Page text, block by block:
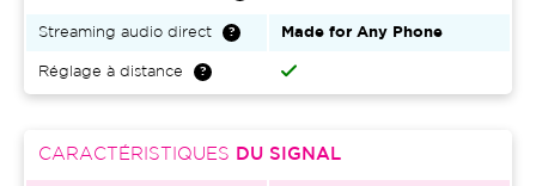
Streaming audio direct Made for Any Phone
Réglage à distance
CARACTÉRISTIQUES DU SIGNAL